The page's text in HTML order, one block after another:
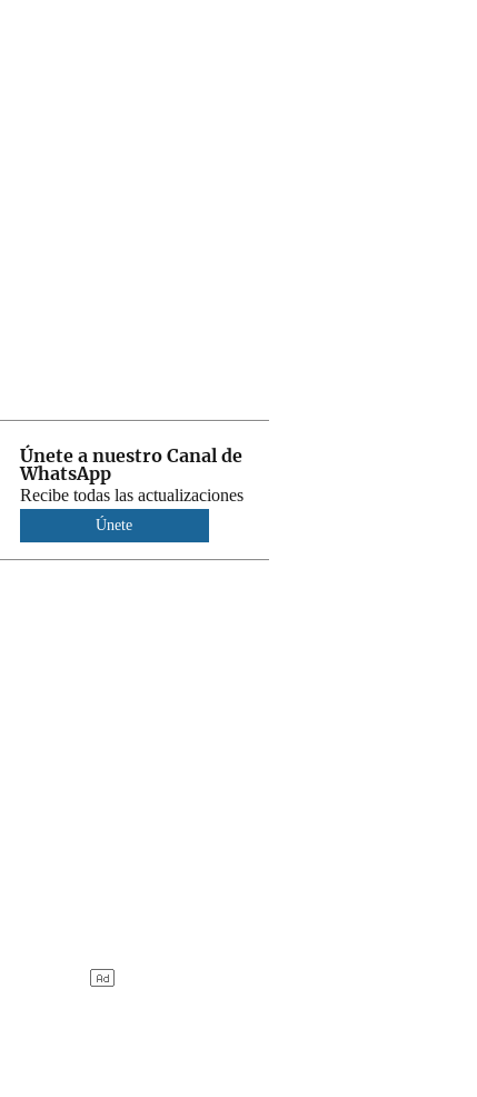
Únete a nuestro Canal de
WhatsApp
Recibe todas las actualizaciones
Únete